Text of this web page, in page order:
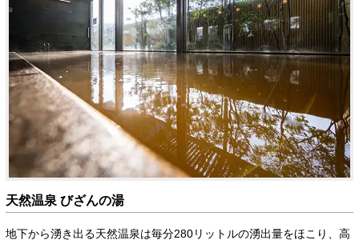
天然温泉 びざんの湯
地下から湧き出る天然温泉は毎分280リットルの湧出量をほこり、高